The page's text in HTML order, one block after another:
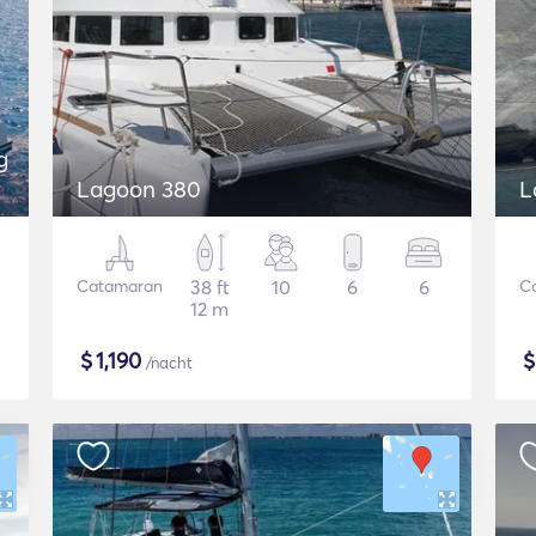
Lagoon 380
Catamaran
38 ft
12 m
10 6 6
$1,190 /nacht